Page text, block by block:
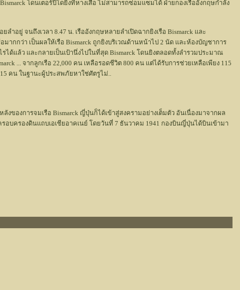
โดนเตอร์ปิโดยิงที่หางเสือ ไม่สามารถซ่อมแซมได้ ฝ่ายกองเรืออังกฤษกำลัง
ำอยู่ จนถึงเวลา 8.47 น. เรืออังกฤษหลายลำเปิดฉากยิงเรือ Bismarck และ
ากกว่า เป็นผลให้เรือ Bismarck ถูกยิงบริเวณด้านหน้าไป 2 นัด และห้องบัญชาการ
ได้แล้ว และกลายเป็นเป้านึ่งไปในที่สุด Bismarck โดนยิงตลอดทั้งลำรวมประมาณ
... จากลูกเรือ 22,000 คน เหลือรอดชีวิต 800 คน แต่ได้รับการช่วยเหลือเพียง 115
คน ในฐานะผู้ประสพภัยหาใช่ศัตรูไม่..
ของการจมเรือ Bismarck ญี่ปุ่นก็ได้เข้าสู่สงครามอย่างเต็มตัว อันเนื่องมาจากผล
บครองดินแถบเอเชียอาคเนย์ โดยวันที่ 7 ธันวาคม 1941 กองบินญี่ปุ่นได้บินเข้ามา